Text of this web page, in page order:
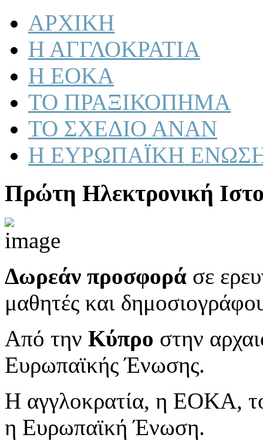
ΑΡΧΙΚΗ
Η ΑΓΓΛΟΚΡΑΤΙΑ
Η ΕΟΚΑ
ΤΟ ΠΡΑΞΙΚΟΠΗΜΑ
ΤΟ ΣΧΕΔΙΟ ΑΝΑΝ
Η ΕΥΡΩΠΑΪΚΗ
Πρώτη Ηλεκτρονική
Δωρεάν προσφορά σε
μαθητές και
Από την Κύπρο στην
Ευρωπαϊκής Ένωσης.
Η αγγλοκρατία, η ΕΟΚΑ,
η Ευρωπαϊκή Ένωση.